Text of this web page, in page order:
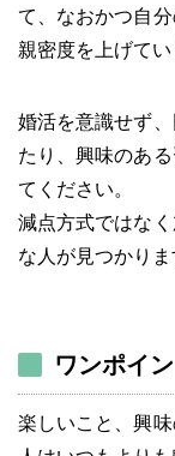
て、なおかつ自
親密度を上げて
婚活を意識せず
たり、興味のあ
てください。
減点方式ではな
な人が見つかりま
ワンポイ
楽しいこと、興